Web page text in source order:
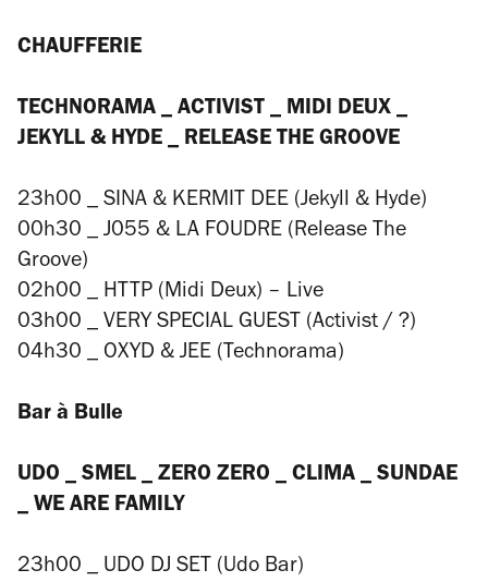
CHAUFFERIE
TECHNORAMA _ ACTIVIST _ MIDI DEUX _
JEKYLL & HYDE _ RELEASE THE GROOVE
23h00 _ SINA & KERMIT DEE (Jekyll & Hyde)
00h30 _ J055 & LA FOUDRE (Release The
Groove)
02h00 _ HTTP (Midi Deux) – Live
03h00 _ VERY SPECIAL GUEST (Activist / ?)
04h30 _ OXYD & JEE (Technorama)
Bar à Bulle
UDO _ SMEL _ ZERO ZERO _ CLIMA _ SUNDAE
_ WE ARE FAMILY
23h00 _ UDO DJ SET (Udo Bar)